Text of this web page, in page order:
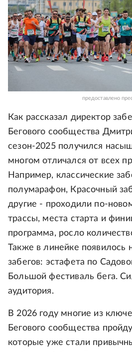
предоставлено
Как рассказал директор
Бегового сообщества
сезон-2025 получился
многом отличался от всех
Например, классические
полумарафон, Красочный
другие - проходили по-
трассы, места старта и
программа, росло
Также в линейке появилось
забегов: эстафета по
Большой фестиваль бега.
аудитория.
В 2026 году многие из
Бегового сообщества
которые уже стали